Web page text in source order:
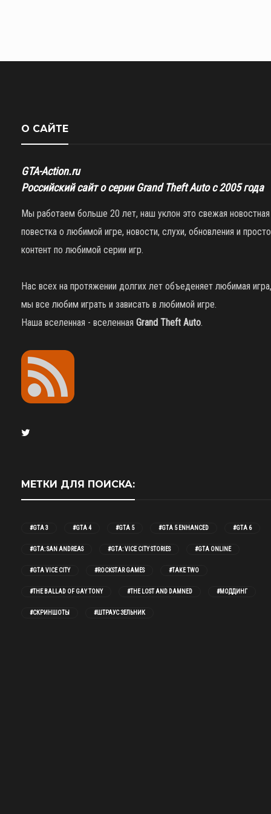
О САЙТЕ
GTA-Action.ru
Российский сайт о серии Grand Theft Auto с 2005 года
Мы работаем больше 20 лет, наш уклон это свежая новостная
повестка о любимой игре, новости, слухи, обновления и просто
контент по любимой серии игр.
Нас всех на протяжении долгих лет объеденяет любимая игра,
мы все любим играть и зависать в любимой игре.
Наша вселенная - вселенная Grand Theft Auto.
МЕТКИ ДЛЯ ПОИСКА:
#GTA 3 #GTA 4 #GTA 5 #GTA 5 ENHANCED #GTA 6
#GTA: SAN ANDREAS #GTA: VICE CITY STORIES #GTA ONLINE
#GTA VICE CITY #ROCKSTAR GAMES #TAKE TWO
#THE BALLAD OF GAY TONY #THE LOST AND DAMNED #МОДДИНГ
#СКРИНШОТЫ #ШТРАУС ЗЕЛЬНИК